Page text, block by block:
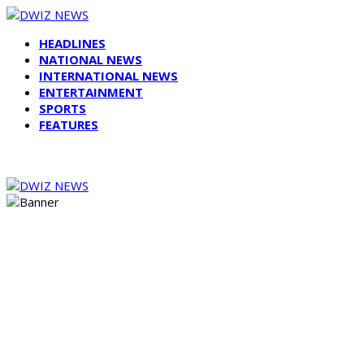
HEADLINES
NATIONAL NEWS
INTERNATIONAL NEWS
ENTERTAINMENT
SPORTS
FEATURES